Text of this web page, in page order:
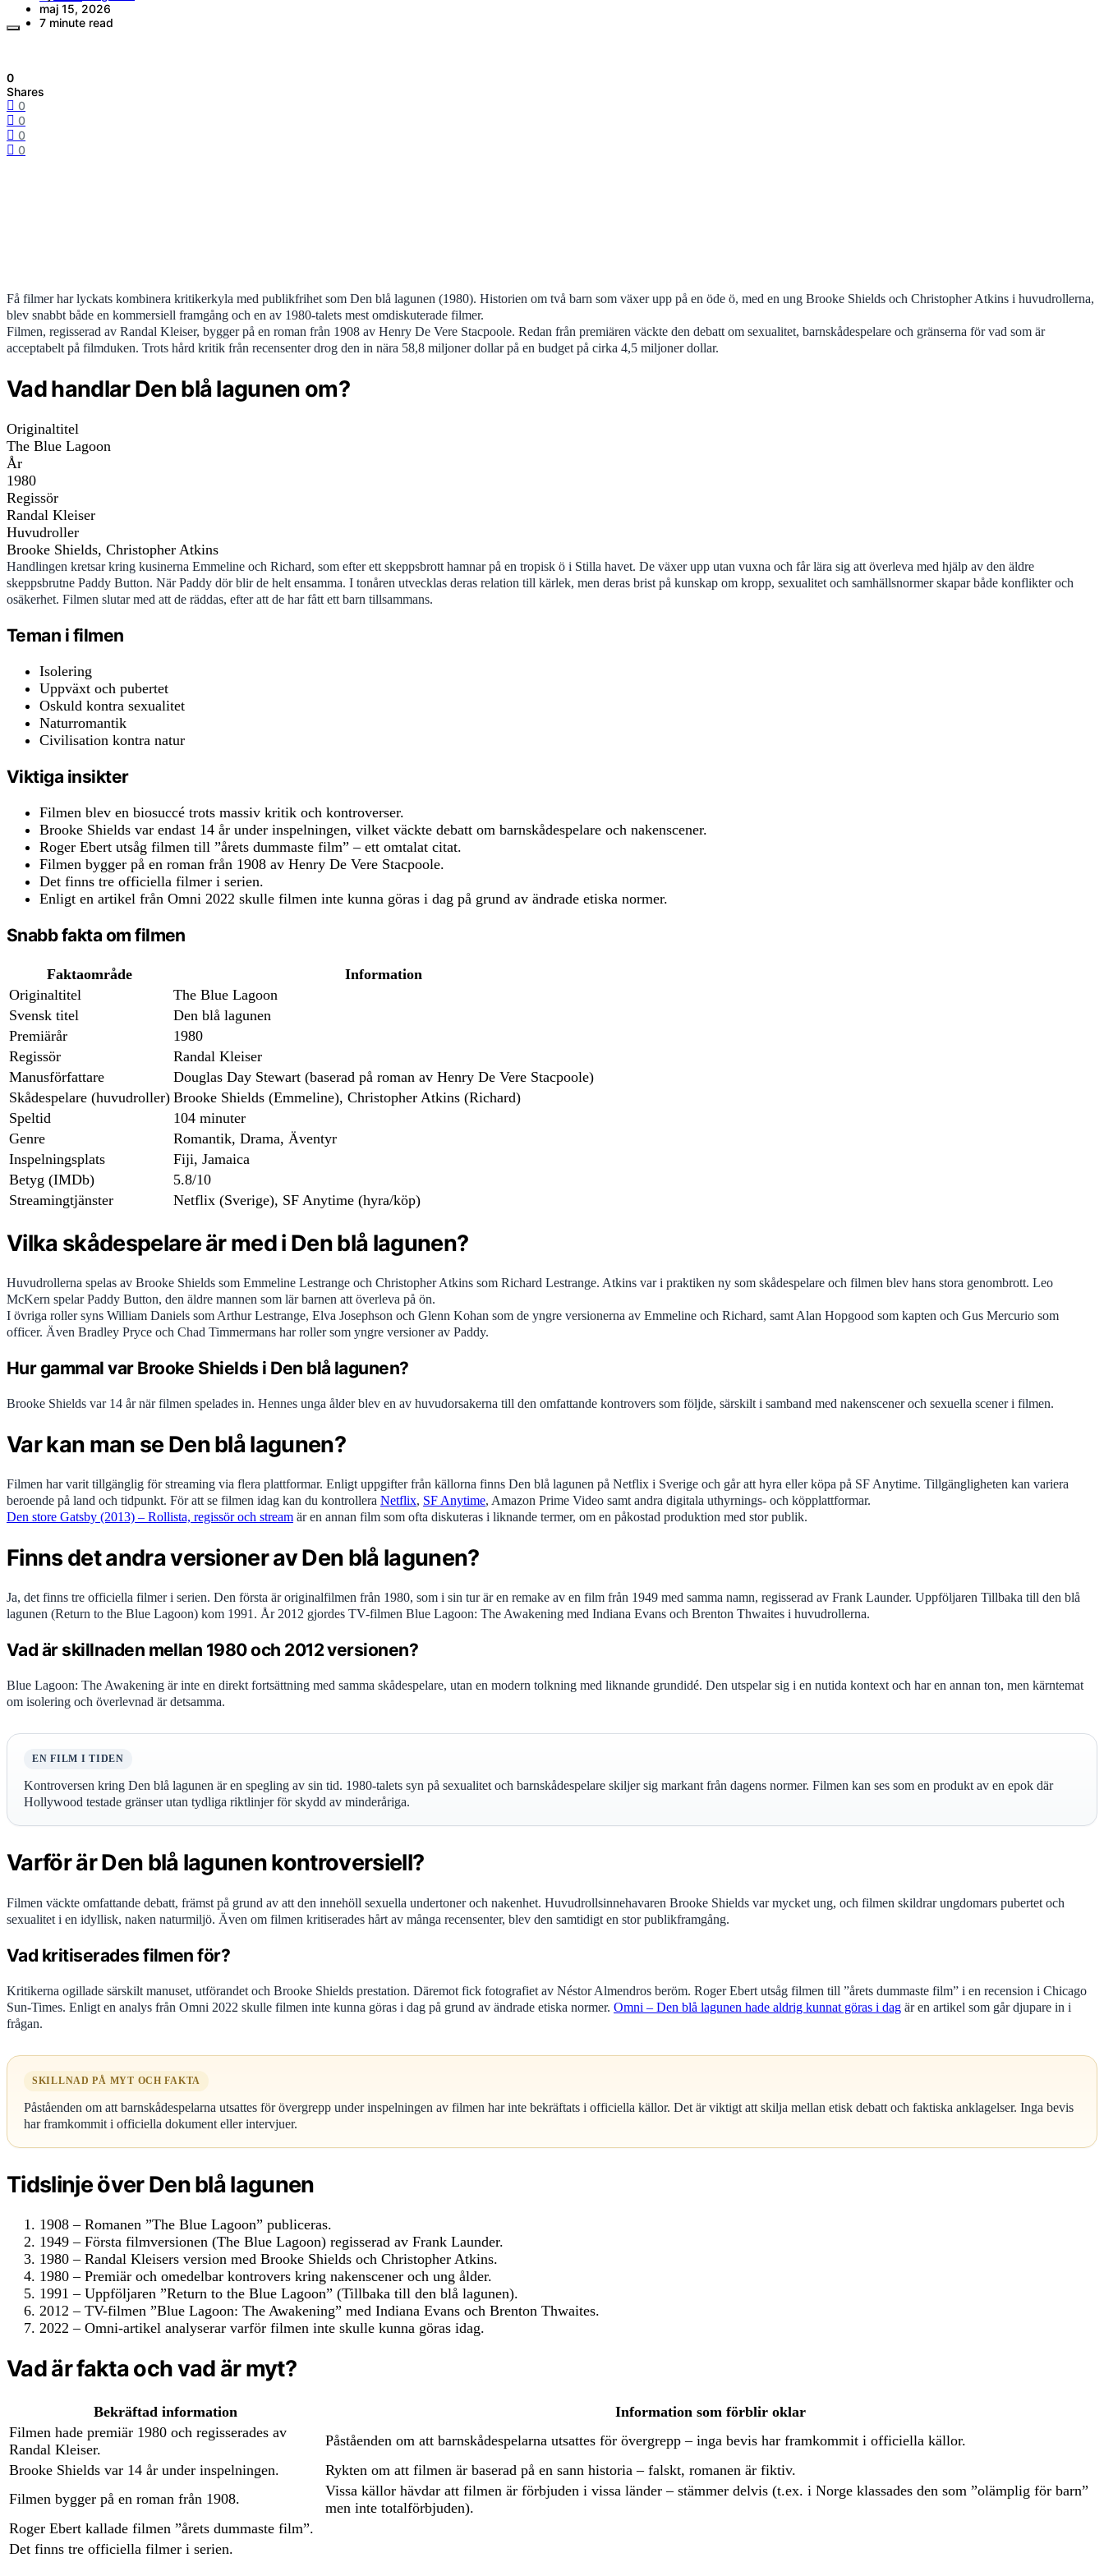
maj 15, 2026
7 minute read
0
Shares
0
0
0
0
Få filmer har lyckats kombinera kritikerkyla med publikfrihet som Den blå lagunen (1980). Historien om två barn som växer upp på en öde ö, med en ung Brooke Shields och Christopher Atkins i huvudrollerna,
blev snabbt både en kommersiell framgång och en av 1980-talets mest omdiskuterade filmer.
Filmen, regisserad av Randal Kleiser, bygger på en roman från 1908 av Henry De Vere Stacpoole. Redan från premiären väckte den debatt om sexualitet, barnskådespelare och gränserna för vad som är
acceptabelt på filmduken. Trots hård kritik från recensenter drog den in nära 58,8 miljoner dollar på en budget på cirka 4,5 miljoner dollar.
Vad handlar Den blå lagunen om?
Originaltitel
The Blue Lagoon
År
1980
Regissör
Randal Kleiser
Huvudroller
Brooke Shields, Christopher Atkins
Handlingen kretsar kring kusinerna Emmeline och Richard, som efter ett skeppsbrott hamnar på en tropisk ö i Stilla havet. De växer upp utan vuxna och får lära sig att överleva med hjälp av den äldre
skeppsbrutne Paddy Button. När Paddy dör blir de helt ensamma. I tonåren utvecklas deras relation till kärlek, men deras brist på kunskap om kropp, sexualitet och samhällsnormer skapar både konflikter och
osäkerhet. Filmen slutar med att de räddas, efter att de har fått ett barn tillsammans.
Teman i filmen
Isolering
Uppväxt och pubertet
Oskuld kontra sexualitet
Naturromantik
Civilisation kontra natur
Viktiga insikter
Filmen blev en biosuccé trots massiv kritik och kontroverser.
Brooke Shields var endast 14 år under inspelningen, vilket väckte debatt om barnskådespelare och nakenscener.
Roger Ebert utsåg filmen till ”årets dummaste film” – ett omtalat citat.
Filmen bygger på en roman från 1908 av Henry De Vere Stacpoole.
Det finns tre officiella filmer i serien.
Enligt en artikel från Omni 2022 skulle filmen inte kunna göras i dag på grund av ändrade etiska normer.
Snabb fakta om filmen
Faktaområde
Information
Originaltitel
The Blue Lagoon
Svensk titel
Den blå lagunen
Premiärår
1980
Regissör
Randal Kleiser
Manusförfattare
Douglas Day Stewart (baserad på roman av Henry De Vere Stacpoole)
Skådespelare (huvudroller) Brooke Shields (Emmeline), Christopher Atkins (Richard)
Speltid
104 minuter
Genre
Romantik, Drama, Äventyr
Inspelningsplats
Fiji, Jamaica
Betyg (IMDb)
5.8/10
Streamingtjänster
Netflix (Sverige), SF Anytime (hyra/köp)
Vilka skådespelare är med i Den blå lagunen?
Huvudrollerna spelas av Brooke Shields som Emmeline Lestrange och Christopher Atkins som Richard Lestrange. Atkins var i praktiken ny som skådespelare och filmen blev hans stora genombrott. Leo
McKern spelar Paddy Button, den äldre mannen som lär barnen att överleva på ön.
I övriga roller syns William Daniels som Arthur Lestrange, Elva Josephson och Glenn Kohan som de yngre versionerna av Emmeline och Richard, samt Alan Hopgood som kapten och Gus Mercurio som
officer. Även Bradley Pryce och Chad Timmermans har roller som yngre versioner av Paddy.
Hur gammal var Brooke Shields i Den blå lagunen?
Brooke Shields var 14 år när filmen spelades in. Hennes unga ålder blev en av huvudorsakerna till den omfattande kontrovers som följde, särskilt i samband med nakenscener och sexuella scener i filmen.
Var kan man se Den blå lagunen?
Filmen har varit tillgänglig för streaming via flera plattformar. Enligt uppgifter från källorna finns Den blå lagunen på Netflix i Sverige och går att hyra eller köpa på SF Anytime. Tillgängligheten kan variera
beroende på land och tidpunkt. För att se filmen idag kan du kontrollera Netflix, SF Anytime, Amazon Prime Video samt andra digitala uthyrnings- och köpplattformar.
Den store Gatsby (2013) – Rollista, regissör och stream är en annan film som ofta diskuteras i liknande termer, om en påkostad produktion med stor publik.
Finns det andra versioner av Den blå lagunen?
Ja, det finns tre officiella filmer i serien. Den första är originalfilmen från 1980, som i sin tur är en remake av en film från 1949 med samma namn, regisserad av Frank Launder. Uppföljaren Tillbaka till den blå
lagunen (Return to the Blue Lagoon) kom 1991. År 2012 gjordes TV-filmen Blue Lagoon: The Awakening med Indiana Evans och Brenton Thwaites i huvudrollerna.
Vad är skillnaden mellan 1980 och 2012 versionen?
Blue Lagoon: The Awakening är inte en direkt fortsättning med samma skådespelare, utan en modern tolkning med liknande grundidé. Den utspelar sig i en nutida kontext och har en annan ton, men kärntemat
om isolering och överlevnad är detsamma.
EN FILM I TIDEN
Kontroversen kring Den blå lagunen är en spegling av sin tid. 1980-talets syn på sexualitet och barnskådespelare skiljer sig markant från dagens normer. Filmen kan ses som en produkt av en epok där
Hollywood testade gränser utan tydliga riktlinjer för skydd av minderåriga.
Varför är Den blå lagunen kontroversiell?
Filmen väckte omfattande debatt, främst på grund av att den innehöll sexuella undertoner och nakenhet. Huvudrollsinnehavaren Brooke Shields var mycket ung, och filmen skildrar ungdomars pubertet och
sexualitet i en idyllisk, naken naturmiljö. Även om filmen kritiserades hårt av många recensenter, blev den samtidigt en stor publikframgång.
Vad kritiserades filmen för?
Kritikerna ogillade särskilt manuset, utförandet och Brooke Shields prestation. Däremot fick fotografiet av Néstor Almendros beröm. Roger Ebert utsåg filmen till ”årets dummaste film” i en recension i Chicago
Sun-Times. Enligt en analys från Omni 2022 skulle filmen inte kunna göras i dag på grund av ändrade etiska normer. Omni – Den blå lagunen hade aldrig kunnat göras i dag är en artikel som går djupare in i
frågan.
SKILLNAD PÅ MYT OCH FAKTA
Påståenden om att barnskådespelarna utsattes för övergrepp under inspelningen av filmen har inte bekräftats i officiella källor. Det är viktigt att skilja mellan etisk debatt och faktiska anklagelser. Inga bevis
har framkommit i officiella dokument eller intervjuer.
Tidslinje över Den blå lagunen
1908 – Romanen ”The Blue Lagoon” publiceras.
1949 – Första filmversionen (The Blue Lagoon) regisserad av Frank Launder.
1980 – Randal Kleisers version med Brooke Shields och Christopher Atkins.
1980 – Premiär och omedelbar kontrovers kring nakenscener och ung ålder.
1991 – Uppföljaren ”Return to the Blue Lagoon” (Tillbaka till den blå lagunen).
2012 – TV-filmen ”Blue Lagoon: The Awakening” med Indiana Evans och Brenton Thwaites.
2022 – Omni-artikel analyserar varför filmen inte skulle kunna göras idag.
Vad är fakta och vad är myt?
Bekräftad information
Information som förblir oklar
Filmen hade premiär 1980 och regisserades av
Randal Kleiser.
Påståenden om att barnskådespelarna utsattes för övergrepp – inga bevis har framkommit i officiella källor.
Brooke Shields var 14 år under inspelningen.
Rykten om att filmen är baserad på en sann historia – falskt, romanen är fiktiv.
Filmen bygger på en roman från 1908.
Vissa källor hävdar att filmen är förbjuden i vissa länder – stämmer delvis (t.ex. i Norge klassades den som ”olämplig för barn”
men inte totalförbjuden).
Roger Ebert kallade filmen ”årets dummaste film”.
Det finns tre officiella filmer i serien.